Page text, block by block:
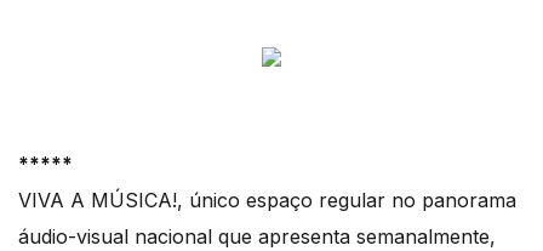
*****
VIVA A MÚSICA!, único espaço regular no panorama
áudio-visual nacional que apresenta semanalmente,